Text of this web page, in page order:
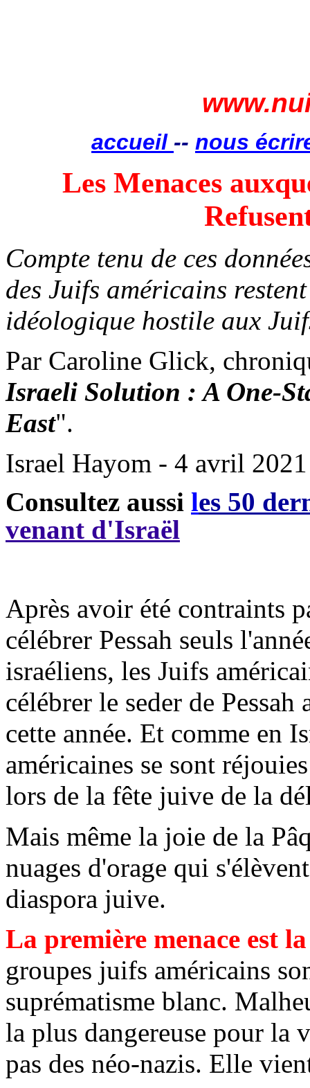
accueil -- nous
Les Menaces
Compte tenu de ces
des Juifs américains
idéologique hostile aux
Par Caroline Glick,
Israeli Solution : A One-
East".
Israel Hayom - 4 avril 2021
Consultez aussi les 50
venant d'Israël
Après avoir été contraints
célébrer Pessah seuls
israéliens, les Juifs
célébrer le seder de
cette année. Et comme en
américaines se sont
lors de la fête juive de la
Mais même la joie de la
nuages d'orage qui
diaspora juive.
La première menace est
groupes juifs américains
suprématisme blanc.
la plus dangereuse pour la
pas des néo-nazis. Elle